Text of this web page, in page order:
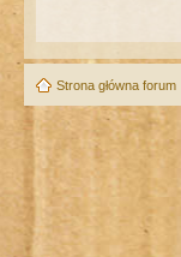
Strona główna forum